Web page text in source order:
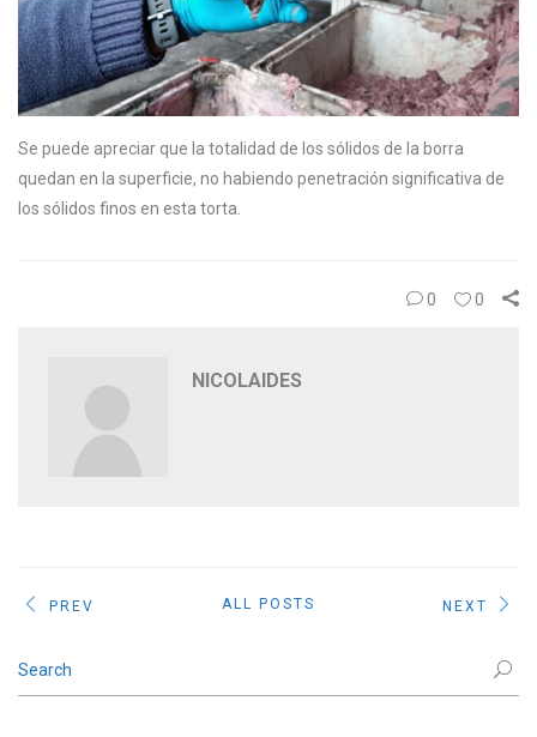
Se puede apreciar que la totalidad de los sólidos de la borra
quedan en la superficie, no habiendo penetración significativa de
los sólidos finos en esta torta.
0 0
NICOLAIDES
PREV ALL POSTS NEXT